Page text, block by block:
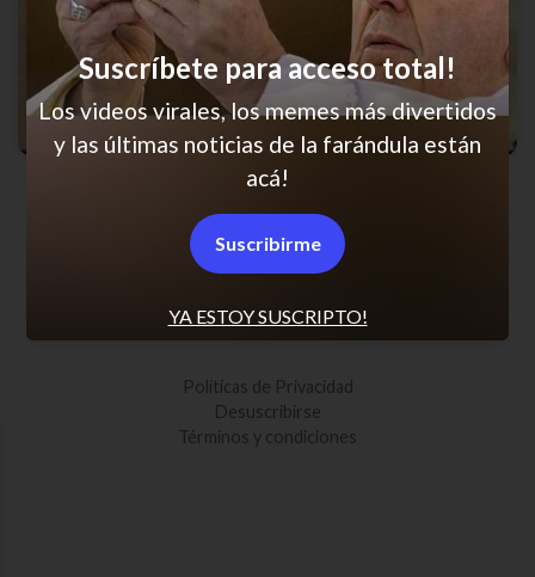
Cuando te habla otra vez del ex…
Políticas de Privacidad
Desuscribirse
Términos y condiciones
YA ESTOY SUSCRIPTO!
Suscríbete para acceso total!
Los videos virales, los memes más divertidos
y las últimas noticias de la farándula están
acá!
Suscribirme